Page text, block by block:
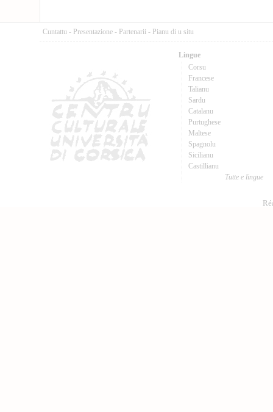
Cuntattu - Presentazione - Partenarii - Pianu di u situ
Lingue
Corsu
Francese
Talianu
Sardu
Catalanu
Purtughese
Maltese
Spagnolu
Sicilianu
Castillianu
Tutte e lingue